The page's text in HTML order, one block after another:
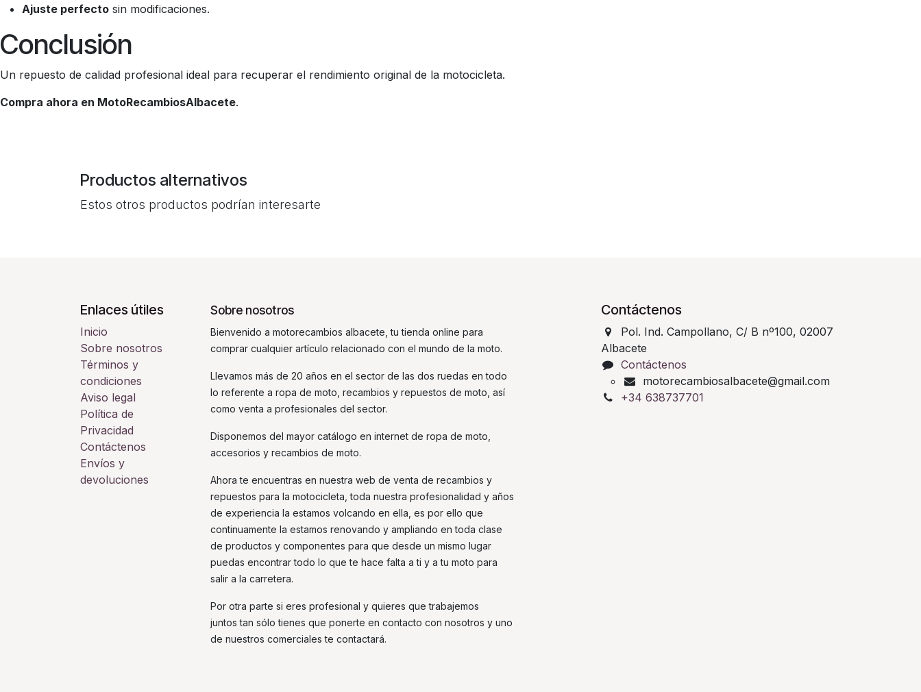
Ajuste perfecto sin modificaciones.
Conclusión
Un repuesto de calidad profesional ideal para recuperar el rendimiento original de la motocicleta.
Compra ahora en MotoRecambiosAlbacete.
Productos alternativos
Estos otros productos podrían interesarte
Enlaces útiles
Inicio
Sobre nosotros
Términos y
condiciones
Aviso legal
Política de
Privacidad
Contáctenos
Envíos y
devoluciones
Sobre nosotros
Bienvenido a motorecambios albacete, tu tienda online para
comprar cualquier artículo relacionado con el mundo de la moto.
Llevamos más de 20 años en el sector de las dos ruedas en todo
lo referente a ropa de moto, recambios y repuestos de moto, así
como venta a profesionales del sector.
Disponemos del mayor catálogo en internet de ropa de moto,
accesorios y recambios de moto.
Ahora te encuentras en nuestra web de venta de recambios y
repuestos para la motocicleta, toda nuestra profesionalidad y años
de experiencia la estamos volcando en ella, es por ello que
continuamente la estamos renovando y ampliando en toda clase
de productos y componentes para que desde un mismo lugar
puedas encontrar todo lo que te hace falta a ti y a tu moto para
salir a la carretera.
Por otra parte si eres profesional y quieres que trabajemos
juntos tan sólo tienes que ponerte en contacto con nosotros y uno
de nuestros comerciales te contactará.
Contáctenos
Pol. Ind. Campollano, C/ B nº100, 02007
Albacete
Contáctenos
motorecambiosalbacete@gmail.com
+34 638737701